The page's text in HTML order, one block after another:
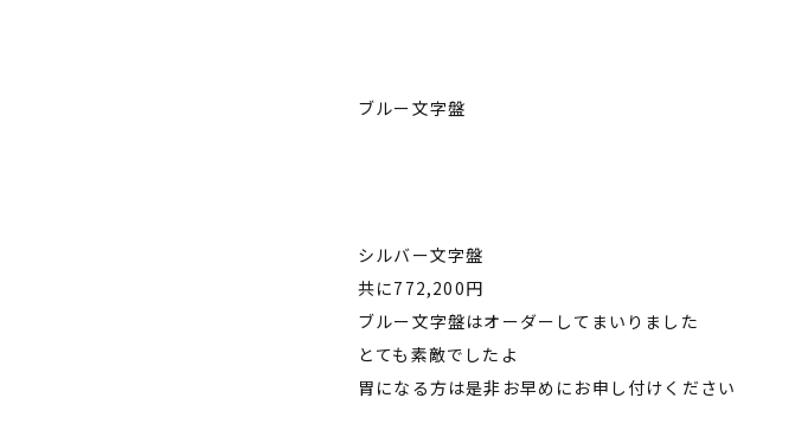
ブルー文字盤
シルバー文字盤
共に772,200円
ブルー文字盤はオーダーしてまいりました
とても素敵でしたよ
胃になる方は是非お早めにお申し付けください